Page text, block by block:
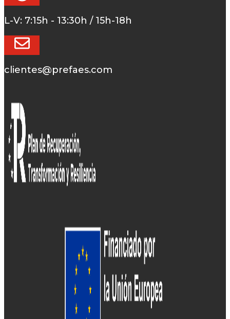
L-V: 7:15h - 13:30h / 15h-18h
clientes@prefaes.com